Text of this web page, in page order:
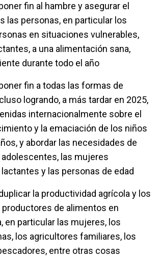
fin al hambre y asegurar el
las personas, en particular los
en situaciones vulnerables,
a una alimentación sana,
durante todo el año
fin a todas las formas de
logrando, a más tardar en 2025,
internacionalmente sobre el
y la emaciación de los niños
y abordar las necesidades de
las mujeres
y las personas de edad
la productividad agrícola y los
de alimentos en
en particular las mujeres, los
los agricultores familiares, los
entre otras cosas